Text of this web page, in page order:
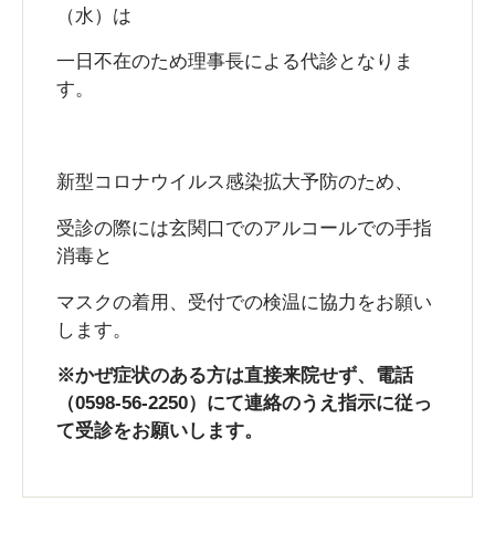
（水）は
一日不在のため理事長による代診となりま
す。
新型コロナウイルス感染拡大予防のため、
受診の際には玄関口でのアルコールでの手指
消毒と
マスクの着用、受付での検温に協力をお願い
します。
※かぜ症状のある方は直接来院せず、電話
（0598-56-2250）にて連絡のうえ指示に従っ
て受診をお願いします。